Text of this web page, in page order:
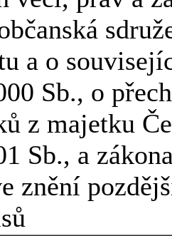
a o
Sb., o
z majetku
Sb., a
znění